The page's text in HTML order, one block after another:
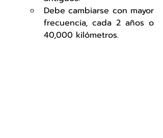
Debe cambiarse con mayor
frecuencia, cada 2 años o
40,000 kilómetros.